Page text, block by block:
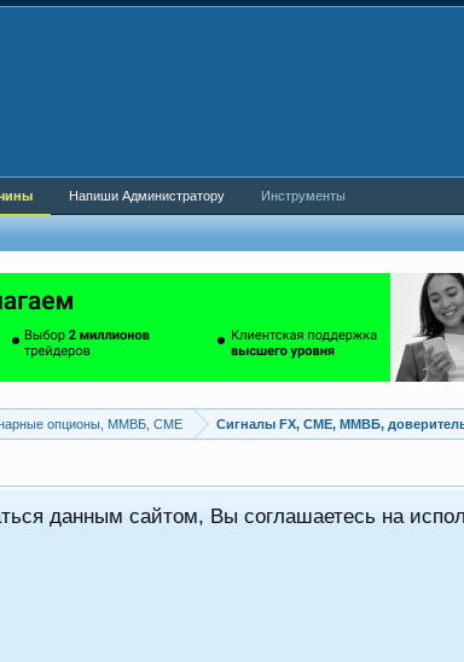
опционы, ММВБ, CME Сигналы FX, СME, ММВБ,
данным сайтом, Вы соглашаетесь на
Напиши Администратору Инструменты